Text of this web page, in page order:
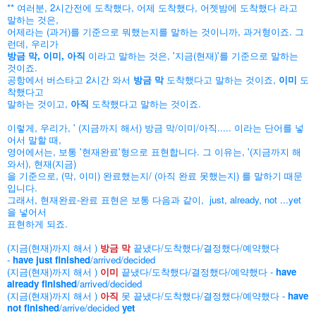
** 여러분, 2시간전에 도착했다, 어제 도착했다, 어젯밤에 도착했다 라고
말하는 것은,
어제라는 (과거)를 기준으로 뭐했는지를 말하는 것이니까, 과거형이죠. 그
런데, 우리가
방금 막, 이미, 아직 이라고 말하는 것은, '지금(현재)'를 기준으로 말하는
것이죠.
공항에서 버스타고 2시간 와서 방금 막도착했다고 말하는 것이죠, 이미 도
착했다고
말하는 것이고, 아직 도착했다고 말하는 것이죠.
이렇게, 우리가, ' (지금까지 해서) 방금 막/이미/아직..... 이라는 단어를 넣
어서 말할 때,
영어에서는, 보통 '현재완료'형으로 표현합니다. 그 이유는, '(지금까지 해
와서), 현재(지금)
을 기준으로, (막, 이미) 완료했는지/ (아직 완료 못했는지) 를 말하기 때문
입니다.
그래서, 현재완료-완료 표현은 보통 다음과 같이, just, already, not ...yet
을 넣어서
표현하게 되죠.
(지금(현재)까지 해서 ) 방금 막 끝냈다/도착했다/결정했다/예약했다
- have just finished/arrived/decided
(지금(현재)까지 해서 ) 이미 끝냈다/도착했다/결정했다/예약했다 - have
already finished/arrived/decided
(지금(현재)까지 해서 ) 아직 못 끝냈다/도착했다/결정했다/예약했다 - have
not finished/arrive/decided yet